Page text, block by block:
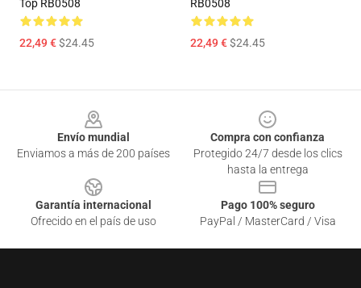
Top RB0508
22,49 €$24.45
RB0508
22,49 €$24.45
Envío mundial
Enviamos a más de 200 países
Compra con confianza
Protegido 24/7 desde los clics
hasta la entrega
Garantía internacional
Ofrecido en el país de uso
Pago 100% seguro
PayPal / MasterCard / Visa